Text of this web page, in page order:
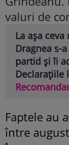
La așa
Dragnea s-
partid și îi
Declarațiile
Faptele au
între